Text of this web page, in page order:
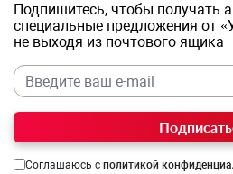
Подпишитесь, чтобы получать
специальные предложения от
не выходя из почтового ящика
Соглашаюсь с политикой